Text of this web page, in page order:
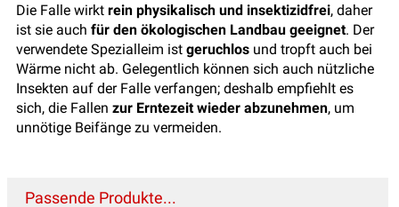
Die Falle wirkt rein physikalisch und insektizidfrei, daher
ist sie auch für den ökologischen Landbau geeignet. Der
verwendete Spezialleim ist geruchlos und tropft auch bei
Wärme nicht ab. Gelegentlich können sich auch nützliche
Insekten auf der Falle verfangen; deshalb empfiehlt es
sich, die Fallen zur Erntezeit wieder abzunehmen, um
unnötige Beifänge zu vermeiden.
Passende Produkte...